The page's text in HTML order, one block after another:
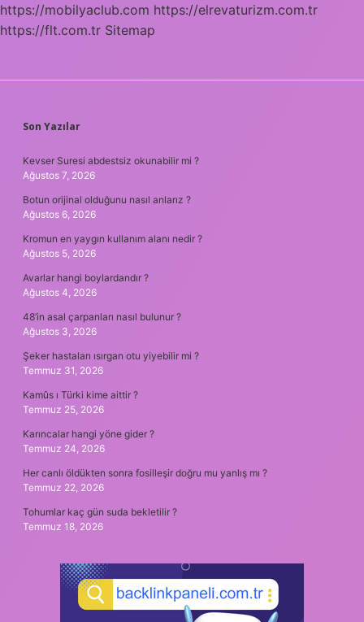
https://mobilyaclub.com https://elrevaturizm.com.tr
https://flt.com.tr Sitemap
SIDEBAR
Son Yazılar
Kevser Suresi abdestsiz okunabilir mi ?
Ağustos 7, 2026
Botun orijinal olduğunu nasıl anlarız ?
Ağustos 6, 2026
Kromun en yaygın kullanım alanı nedir ?
Ağustos 5, 2026
Avarlar hangi boylardandır ?
Ağustos 4, 2026
48’in asal çarpanları nasıl bulunur ?
Ağustos 3, 2026
Şeker hastaları ısırgan otu yiyebilir mi ?
Temmuz 31, 2026
Kamûs ı Türki kime aittir ?
Temmuz 25, 2026
Karıncalar hangi yöne gider ?
Temmuz 24, 2026
Her canlı öldükten sonra fosilleşir doğru mu yanlış mı ?
Temmuz 22, 2026
Tohumlar kaç gün suda bekletilir ?
Temmuz 18, 2026